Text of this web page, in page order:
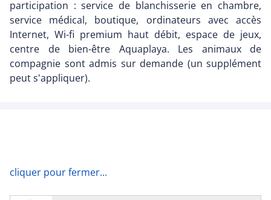
participation : service de blanchisserie en chambre,
service médical, boutique, ordinateurs avec accès
Internet, Wi-fi premium haut débit, espace de jeux,
centre de bien-être Aquaplaya. Les animaux de
compagnie sont admis sur demande (un supplément
peut s'appliquer).
cliquer pour fermer...